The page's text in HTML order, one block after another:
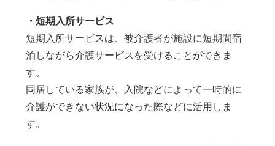
・短期入所サービス
短期入所サービスは、被介護者が施設に短期間宿
泊しながら介護サービスを受けることができま
す。
同居している家族が、入院などによって一時的に
介護ができない状況になった際などに活用しま
す。